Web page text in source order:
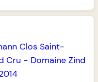
Clos Saint-
Cru - Domaine Zind